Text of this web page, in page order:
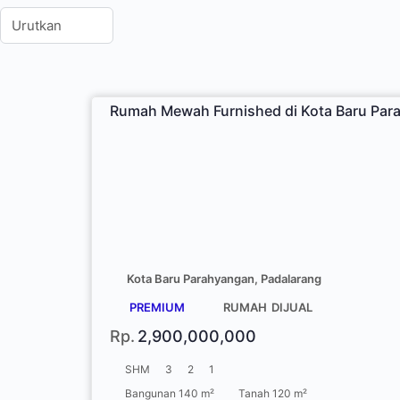
Rumah Mewah Furnished di Kota Baru
Kota Baru Parahyangan, Padalarang
PREMIUM
RUMAH DIJUAL
Rp. 2,900,000,000
SHM 3 2
1
Bangunan 140 m²
Tanah 120 m²